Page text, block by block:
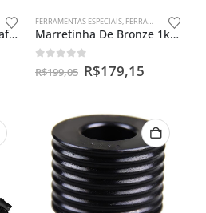
Sargento Para Tirar Parafuso Do Filtro Centrífugo Da Moto
FERRAMENTAS ESPECIAIS, FERRAMENTAS PARA VIRABREQUIM
Marretinha De Bronze 1kg Para Alinhamento De Virabrequim
out of 5
R$199,05 R$179,15